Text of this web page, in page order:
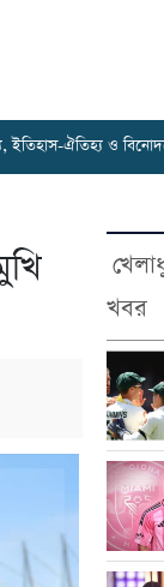
ইতিহাস-ঐতিহ্য ও
খবর